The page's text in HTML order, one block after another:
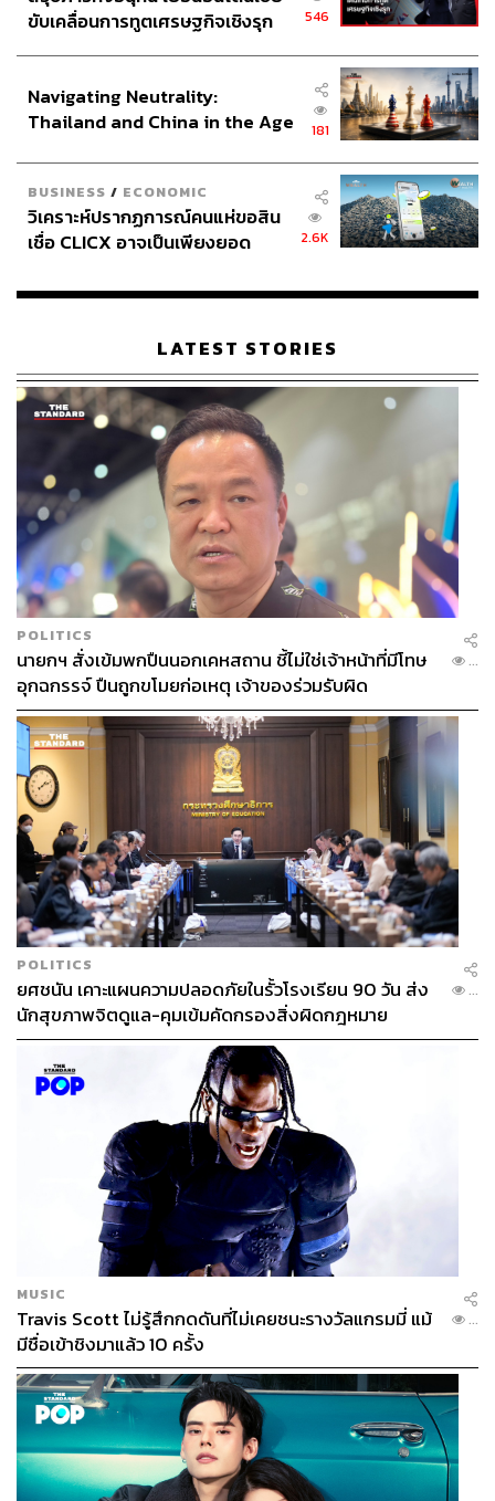
ขับเคลื่อนการทูตเศรษฐกิจเชิงรุก
546
Navigating Neutrality:
Thailand and China in the Age
181
BUSINESS / ECONOMIC
วิเคราะห์ปรากฏการณ์คนแห่ขอสิน
เชื่อ CLICX อาจเป็นเพียงยอด
เรือนไทยที่ถูกซุกไว้
2.6K
LATEST STORIES
POLITICS
นายกฯ สั่งเข้มพกปืนนอกเคหสถาน ชี้ไม่ใช่เจ้าหน้าที่มีโทษ
อุกฉกรรจ์ ปืนถูกขโมยก่อเหตุ เจ้าของร่วมรับผิด
...
POLITICS
ยศชนัน เคาะแผนความปลอดภัยในรั้วโรงเรียน 90 วัน ส่ง
นักสุขภาพจิตดูแล-คุมเข้มคัดกรองสิ่งผิดกฎหมาย
...
MUSIC
Travis Scott ไม่รู้สึกกดดันที่ไม่เคยชนะรางวัลแกรมมี่ แม้
มีชื่อเข้าชิงมาแล้ว 10 ครั้ง
...